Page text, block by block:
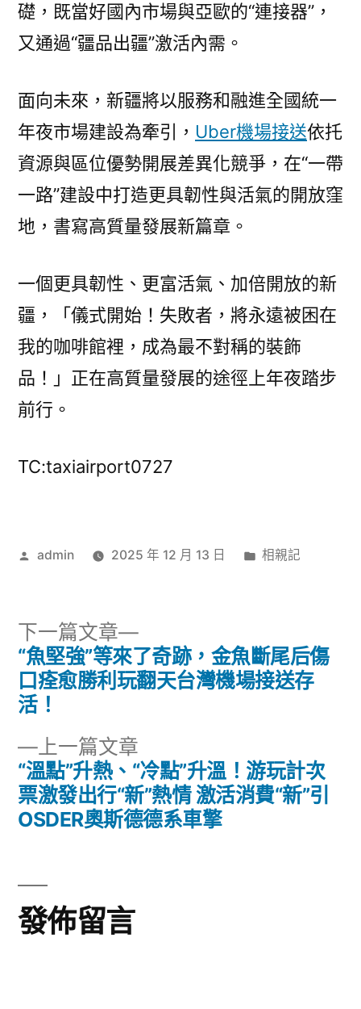
礎，既當好國內市場與亞歐的“連接器”，
又通過“疆品出疆”激活內需。
面向未來，新疆將以服務和融進全國統一
年夜市場建設為牽引， Uber機場接送依托
資源與區位優勢開展差異化競爭，在“一帶
一路”建設中打造更具韌性與活氣的開放窪
地，書寫高質量發展新篇章。
一個更具韌性、更富活氣、加倍開放的新
疆，「儀式開始！失敗者，將永遠被困在
我的咖啡館裡，成為最不對稱的裝飾
品！」正在高質量發展的途徑上年夜踏步
前行。
TC:taxiairport0727
作
admin 2025 年 12 月 13 日
分
相親記
文
章
導
覽
上一篇文章
一
篇
文
“溫點”升熱、“冷點”升溫！游玩計次
票激發出行“新”熱情 激活消費“新”引
OSDER奧斯德德系車擎
下一篇文章
下
一
篇
“魚堅強”等來了奇跡，金魚斷尾后傷
口痊愈勝利玩翻天台灣機場接送存
活！
發佈留言